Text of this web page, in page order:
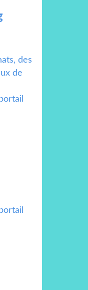
des
de